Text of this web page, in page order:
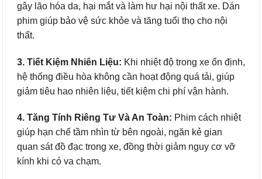
gây lão hóa da, hại mắt và làm hư hại nội thất xe. Dán
phim giúp bảo vệ sức khỏe và tăng tuổi thọ cho nội
thất.
3. Tiết Kiệm Nhiên Liệu: Khi nhiệt độ trong xe ổn định,
hệ thống điều hòa không cần hoạt động quá tải, giúp
giảm tiêu hao nhiên liệu, tiết kiệm chi phí vận hành.
4. Tăng Tính Riêng Tư Và An Toàn: Phim cách nhiệt
giúp hạn chế tầm nhìn từ bên ngoài, ngăn kẻ gian
quan sát đồ đạc trong xe, đồng thời giảm nguy cơ vỡ
kính khi có va chạm.